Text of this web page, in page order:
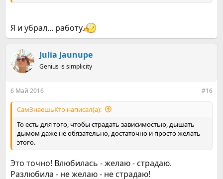
мы его просто замечаем.
Ну есть желание закурить, ну и ладно.
У меня вот есть желание купаться в Байкале сейчас, но
Байкал далеко и это меня не тревожит.
переживаю что я не могу это сделать, не рассказываю всем
что я больше не могу плавать с отмороженными
конечностями.
Мне просто по барабану по сути, и это не приносит мне
страданий.
ПАССИВНОСТЬЮ в его исполнении приводит к тому что вы
мгновенно перестаете быть зависимы.
Я и убрал... работу.
Julia Jaunupe
Genius is simplicity
6 Май 2016 #16
СамЗнаешьКто написал(а):
То есть для того, чтобы страдать зависимостью, дышать
дымом даже не обязательно, достаточно и просто желать
этого.
Это точно! Влюбилась - желаю - страдаю.
Разлюбила - не желаю - не страдаю!